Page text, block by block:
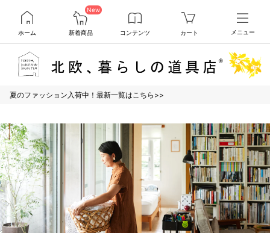
ホーム
New
新着商品 コンテンツ カート メニュー
夏のファッション入荷中！最新一覧はこちら>>